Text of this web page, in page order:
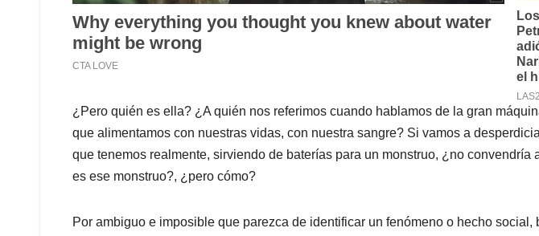
¿Pero quién es ella? ¿A quién nos referimos cuando hablamos de la gran
que alimentamos con nuestras vidas, con nuestra sangre? Si vamos a
que tenemos realmente, sirviendo de baterías para un monstruo, ¿no convendría
es ese monstruo?, ¿pero cómo?
Por ambiguo e imposible que parezca de identificar un fenómeno o hecho social,